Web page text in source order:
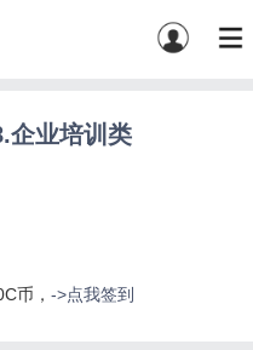
企业培训类
币， ->点我签到